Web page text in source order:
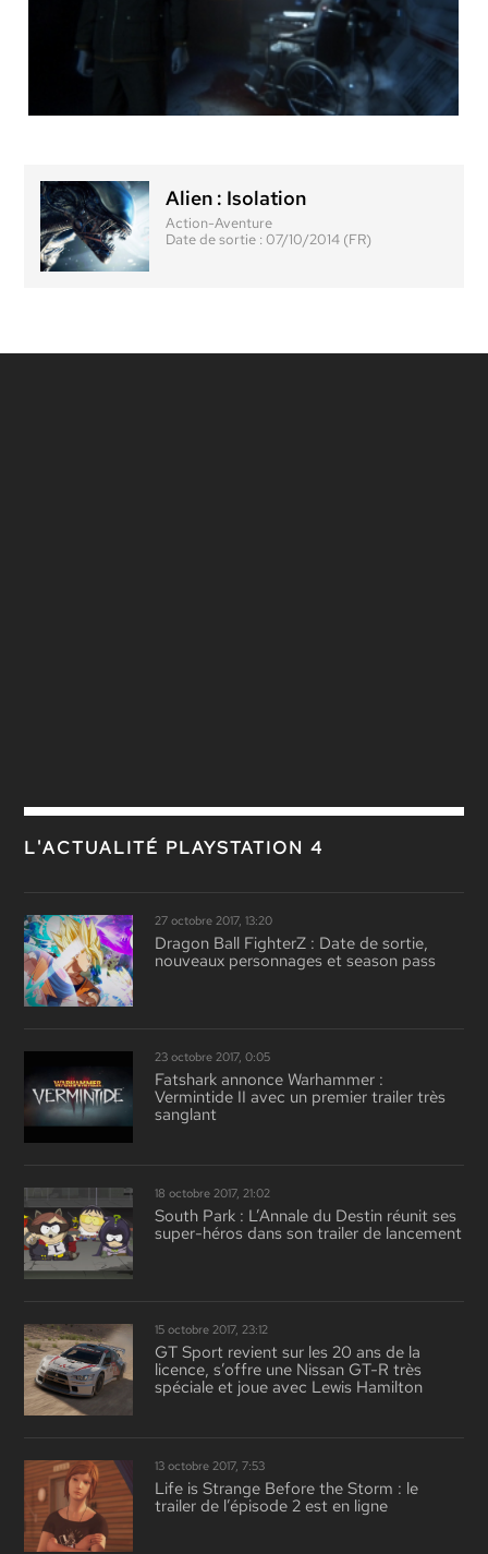
Alien : Isolation
Action-Aventure
Date de sortie :07/10/2014 (FR)
L'ACTUALITÉ PLAYSTATION 4
27 octobre 2017, 13:20
Dragon Ball FighterZ : Date de sortie,
nouveaux personnages et season pass
23 octobre 2017, 0:05
Fatshark annonce Warhammer :
Vermintide II avec un premier trailer très
sanglant
18 octobre 2017, 21:02
South Park : L’Annale du Destin réunit ses
super-héros dans son trailer de lancement
15 octobre 2017, 23:12
GT Sport revient sur les 20 ans de la
licence, s’offre une Nissan GT-R très
spéciale et joue avec Lewis Hamilton
13 octobre 2017, 7:53
Life is Strange Before the Storm : le
trailer de l’épisode 2 est en ligne